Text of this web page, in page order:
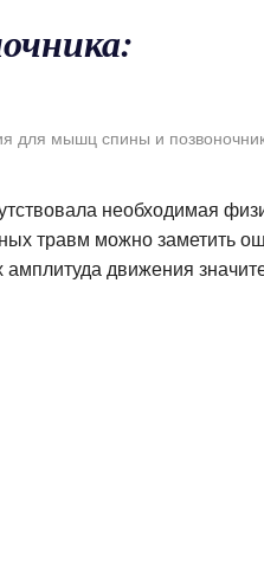
для мышц спины и
необходимая
травм можно заметить
амплитуда движения